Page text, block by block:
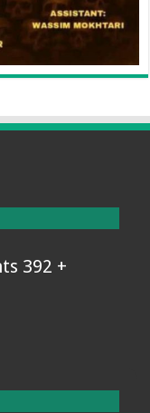
+ 392 international students